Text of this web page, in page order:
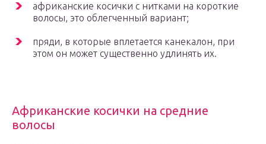
африканские косички с нитками на короткие
волосы, это облегченный вариант;
пряди, в которые вплетается канекалон, при
этом он может существенно удлинять их.
Африканские косички на средние
волосы